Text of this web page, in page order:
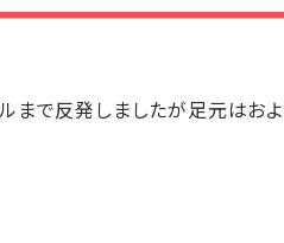
まで反発しましたが足元はおよ